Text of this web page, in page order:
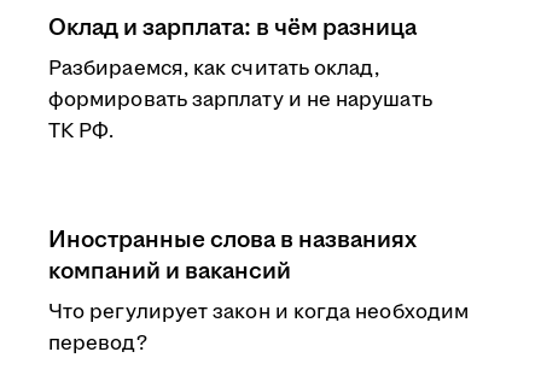
Оклад и зарплата: в чём разница
Разбираемся, как считать оклад,
формировать зарплату и не нарушать
ТК РФ.
Иностранные слова в названиях
компаний и вакансий
Что регулирует закон и когда необходим
перевод?